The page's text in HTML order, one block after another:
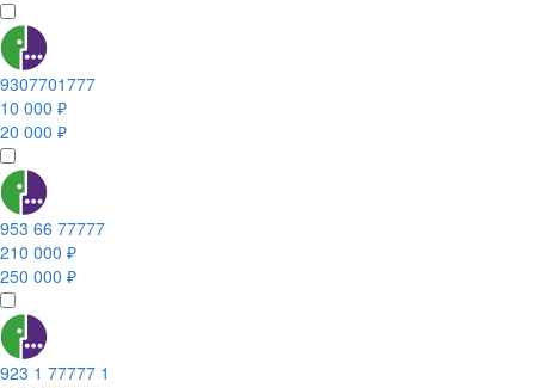
9307701777
10 000 ₽
20 000 ₽
953 66 77777
210 000 ₽
250 000 ₽
923 1 77777 1